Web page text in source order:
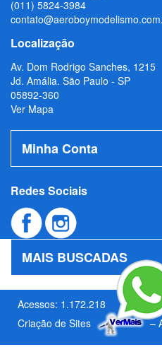
(011) 5824-3984
Localização
Av. Dom Rodrigo Sanches, 1215
Jd. Amália. São Paulo - SP
05892-360
Ver Mapa
Minha Conta
Redes Sociais
MAIS BUSCADAS
Acessos: 1.172.218
Criação de Sites
–